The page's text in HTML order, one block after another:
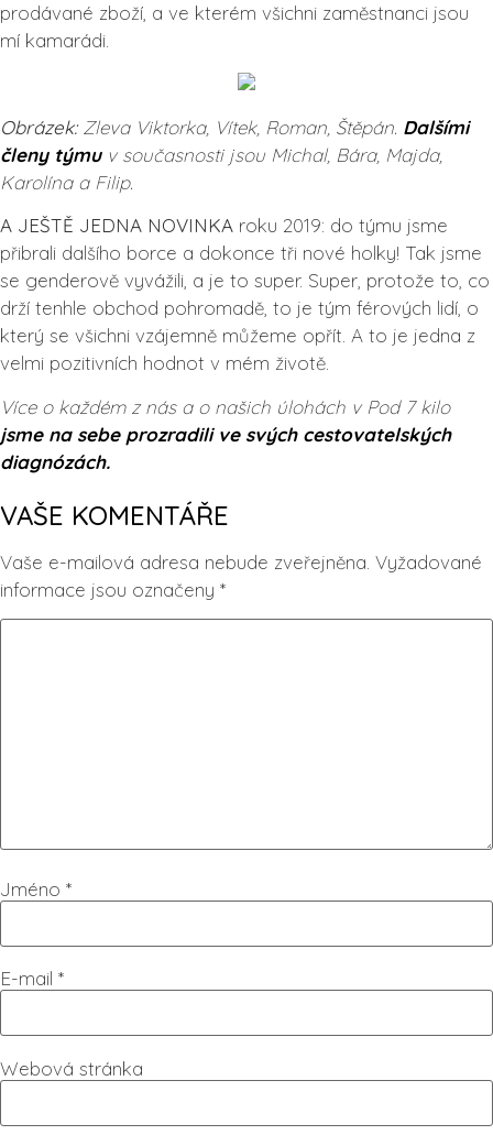
prodávané zboží, a ve kterém všichni zaměstnanci jsou
mí kamarádi.
Obrázek: Zleva Viktorka, Vítek, Roman, Štěpán. Dalšími
členy týmu v současnosti jsou Michal, Bára, Majda,
Karolína a Filip.
A JEŠTĚ JEDNA NOVINKA roku 2019: do týmu jsme
přibrali dalšího borce a dokonce tři nové holky! Tak jsme
se genderově vyvážili, a je to super. Super, protože to, co
drží tenhle obchod pohromadě, to je tým férových lidí, o
který se všichni vzájemně můžeme opřít. A to je jedna z
velmi pozitivních hodnot v mém životě.
Více o každém z nás a o našich úlohách v Pod 7 kilo
jsme na sebe prozradili ve svých cestovatelských
diagnózách.
VAŠE KOMENTÁŘE
Vaše e-mailová adresa nebude zveřejněna. Vyžadované
informace jsou označeny *
Jméno *
E-mail *
Webová stránka